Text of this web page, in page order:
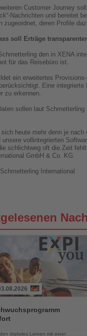
Customer Journey
Nachrichten und bereitet
zugeordnet, deren Profile
soll Erträge
den in XENA
für das Reisebüro ist.
ein erweitertes
Eine
zu erkennen.
sollen laut
sich heute mehr denn je
vollintegrierten
schlichtweg oft die Zeit
GmbH & Co. KG.
International
digitales Lernen mit einer